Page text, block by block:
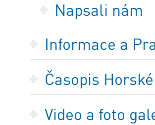
Napsali nám
Informace a
Časopis
Video a foto